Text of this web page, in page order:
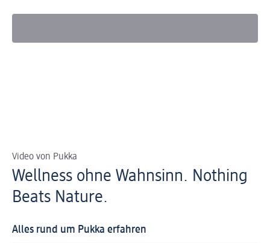
Video von Pukka
Wellness ohne Wahnsinn. Nothing
Beats Nature.
Alles rund um Pukka erfahren